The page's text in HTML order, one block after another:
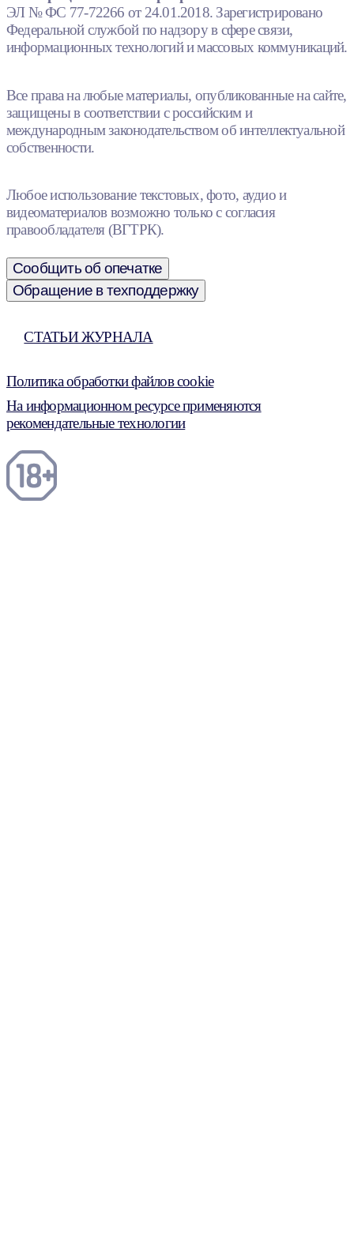
ЭЛ № ФС 77-72266 от 24.01.2018. Зарегистрировано
Федеральной службой по надзору в сфере связи,
информационных технологий и массовых коммуникаций.
Все права на любые материалы, опубликованные на сайте,
защищены в соответствии с российским и
международным законодательством об интеллектуальной
собственности.
Любое использование текстовых, фото, аудио и
видеоматериалов возможно только с согласия
правообладателя (ВГТРК).
Сообщить об опечатке
Обращение в техподдержку
СТАТЬИ ЖУРНАЛА
Политика обработки файлов cookie
На информационном ресурсе применяются
рекомендательные технологии